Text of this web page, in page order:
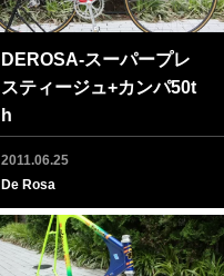
DEROSA-スーパープレ
スティージュ+カンパ50t
h
2011.06.25
De Rosa